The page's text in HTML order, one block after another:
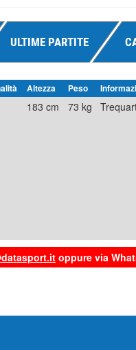
ULTIME PARTITE
Altezza Peso
183 cm 73 kg
oppure via